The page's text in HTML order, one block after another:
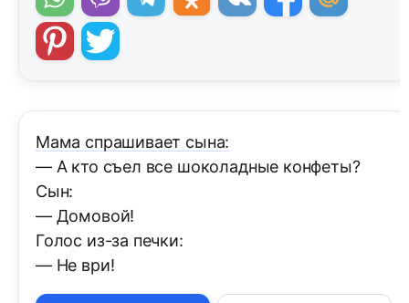
Мама спрашивает сына:
— А кто съел все шоколадные конфеты?
Сын:
— Домовой!
Голос из-за печки:
— Не ври!